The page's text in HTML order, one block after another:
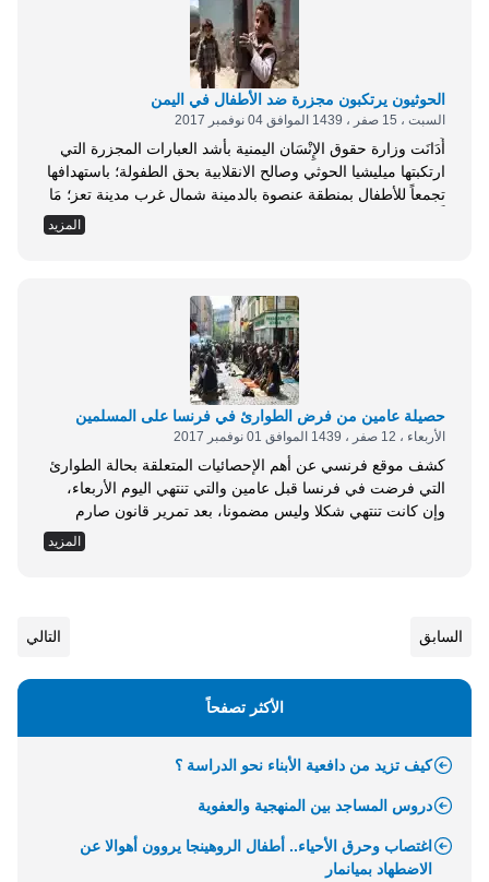
الحوثيون يرتكبون مجزرة ضد الأطفال في اليمن
السبت ، 15 صفر ، 1439 الموافق 04 نوفمبر 2017
أَدَانَت وزارة حقوق الإِنْسَان اليمنية بأشد العبارات المجزرة التي
ارتكبتها ميليشيا الحوثي وصالح الانقلابية بحق الطفولة؛ باستهدافها
تجمعاً للأطفال بمنطقة عنصوة بالدمينة شمال غرب مدينة تعز؛ مَا
أَسْفَرَ عن مَقْتَل خمسة أطفال، وجرح أكثر من 3 آخرين . وتأتي
هذه الجريمة ضمن سلسلة من الانتهاكات التي يرتكبها الحوثيون
المزيد
حصيلة عامين من فرض الطوارئ في فرنسا على المسلمين
الأربعاء ، 12 صفر ، 1439 الموافق 01 نوفمبر 2017
كشف موقع فرنسي عن أهم الإحصائيات المتعلقة بحالة الطوارئ
التي فرضت في فرنسا قبل عامين والتي تنتهي اليوم الأربعاء،
وإن كانت تنتهي شكلا وليس مضمونا، بعد تمرير قانون صارم
لمكافحة الإرهاب، وقع عليه الرئيس الفرنسي &ldquo; إمانويلالمزيد
السابق التالي
الأكثر تصفحاً
كيف تزيد من دافعية الأبناء نحو الدراسة ؟
دروس المساجد بين المنهجية والعفوية
اغتصاب وحرق الأحياء.. أطفال الروهينجا يروون أهوالا عن
الاضطهاد بميانمار